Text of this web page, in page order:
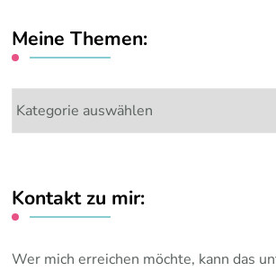
Meine Themen:
Meine
Themen:
Kontakt zu mir:
Wer mich erreichen möchte, kann das